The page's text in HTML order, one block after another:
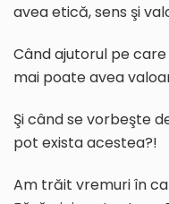
avea etică, sens şi
Când ajutorul pe
mai poate avea
Şi când se vorbeşte
pot exista acestea?!
Am trăit vremuri în